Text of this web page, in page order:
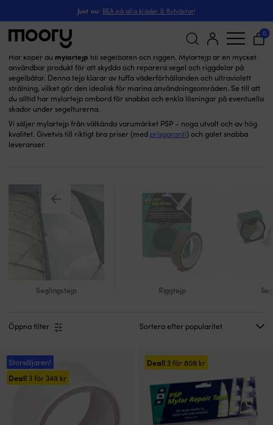
Just nu: REA på alla kläder & flytvästar!
Sök
efter:
0
Mylartejp
Här köper du mylartejp till segelbåten och riggen. Mylartejp är en mycket
användbar produkt för att skydda och reparera segel och riggdelar på
segelbåtar. Denna tejp klarar av tuffa väderförhållanden och ultraviolett
strålning, vilket gör den idealisk för marina användningsområden. Se till att
du alltid har mylartejp ombord för snabba och enkla lösningar på eventuella
skador under segelturerna.
Vi säljer mylartejp från välkända varumärket PSP – noga utvalt och av hög
kvalitet. Givetvis till riktigt bra priser (med prisgaranti) och galet snabba
leveranser.
Seglingstejp Riggtejp
Öppna filter
Storsäljaren!
Deal!3 för349 kr
Deal!3 för808 kr